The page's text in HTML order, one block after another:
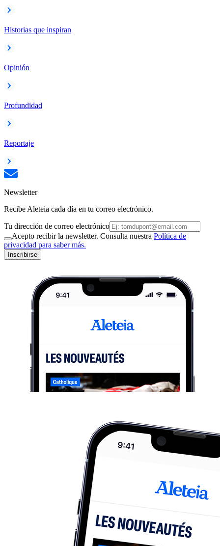
Historias que inspiran
Opinión
Profundidad
Reportaje
Newsletter
Recibe Aleteia cada día en tu correo electrónico.
Tu dirección de correo electrónico
Acepto recibir la newsletter. Consulta nuestra Política de
privacidad para saber más.
Inscribirse